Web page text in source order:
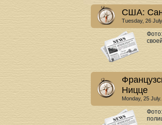
США:
Tuesday, 26
Ницце
Monday, 25